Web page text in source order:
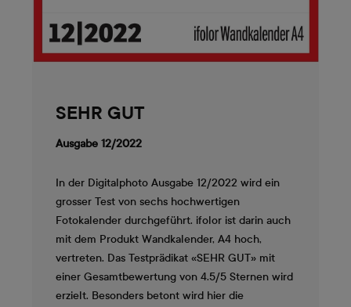
SEHR GUT
Ausgabe 12/2022
In der Digitalphoto Ausgabe 12/2022 wird ein
grosser Test von sechs hochwertigen
Fotokalender durchgeführt. ifolor ist darin auch
mit dem Produkt Wandkalender, A4 hoch,
vertreten. Das Testprädikat «SEHR GUT» mit
einer Gesamtbewertung von 4.5/5 Sternen wird
erzielt. Besonders betont wird hier die